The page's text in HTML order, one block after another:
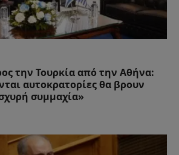
την Τουρκία από την Αθήνα:
αυτοκρατορίες θα βρουν
συμμαχία»